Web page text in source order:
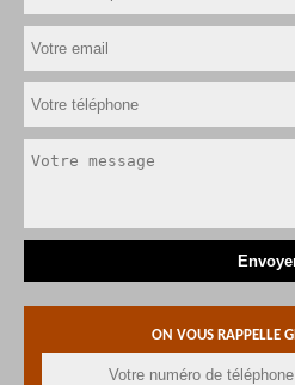
ON VOUS RAPPELLE